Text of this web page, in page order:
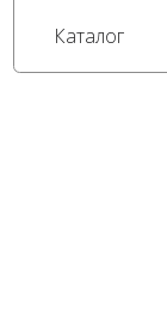
Каталог